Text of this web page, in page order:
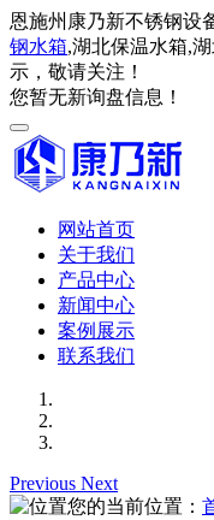
恩施州康乃新不锈钢设
钢水箱,湖北保温水箱,
示，敬请关注！
您暂无新询盘信息！
网站首页
关于我们
产品中心
新闻中心
案例展示
联系我们
Previous Next
您的当前位置：